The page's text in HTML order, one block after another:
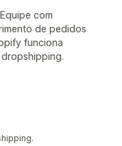
com
de pedidos
funciona